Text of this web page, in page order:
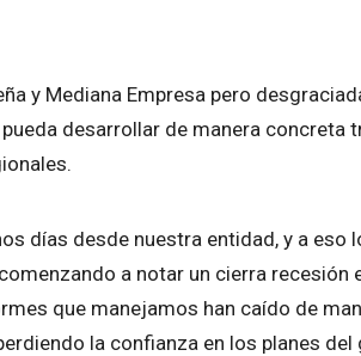
y Mediana Empresa pero
desarrollar de manera
días desde nuestra entidad, y a
a notar un cierra
que manejamos han caído de
la confianza en los planes